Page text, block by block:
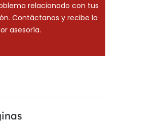
relacionado con tus
Contáctanos y recibe la
asesoría.